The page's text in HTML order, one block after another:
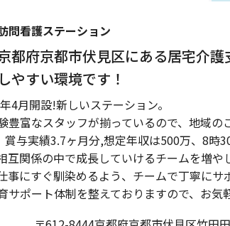
問看護ステーション
都府京都市伏見区にある居宅介
やすい環境です！
4月開設!新しいステーション。
豊富なスタッフが揃っているので、地域の
与実績3.7ヶ月分,想定年収は500万、8
互関係の中で成長していけるチームを増や
事にすぐ馴染めるよう、チームで丁寧にサ
サポート体制を整えておりますので、お気